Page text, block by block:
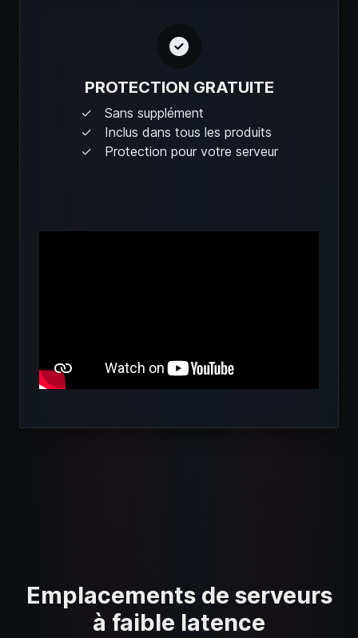
PROTECTION GRATUITE
Sans supplément
Inclus dans tous les produits
Protection pour votre serveur
Emplacements de serveurs
à faible latence